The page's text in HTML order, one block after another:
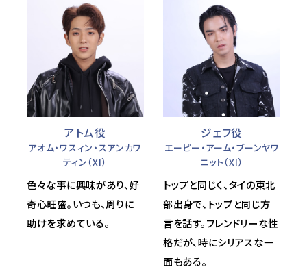
アトム役
アオム・ワスィン・スアンカワ
ティン（XI）
色々な事に興味があり、好
奇心旺盛。いつも、周りに
助けを求めている。
ジェフ役
エーピー・アーム・ブーンヤワ
ニット（XI）
トップと同じく、タイの東北
部出身で、トップと同じ方
言を話す。フレンドリーな性
格だが、時にシリアスな一
面もある。